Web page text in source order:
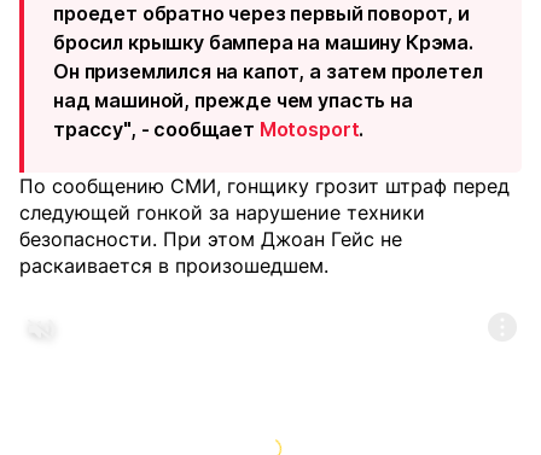
проедет обратно через первый поворот, и
бросил крышку бампера на машину Крэма.
Он приземлился на капот, а затем пролетел
над машиной, прежде чем упасть на
трассу", - сообщает Motosport.
По сообщению СМИ, гонщику грозит штраф перед
следующей гонкой за нарушение техники
безопасности. При этом Джоан Гейс не
раскаивается в произошедшем.